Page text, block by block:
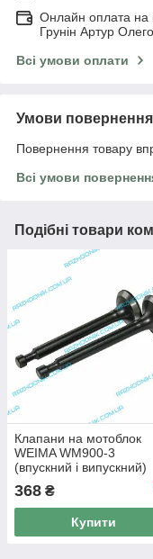
Онлайн оплата
Грунін Артур
Всі умови оплати
Умови повернення
Повернення товару
Всі умови
Подібні товари
Клапани на мотоблок
WEIMA WM900-3
(впускний і випускний)
368 ₴
Купити